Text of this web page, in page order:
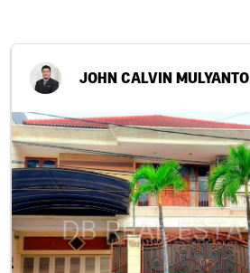
JOHN CALVIN MULYANTO